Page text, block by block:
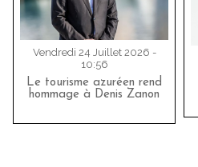
Vendredi 24 Juillet 2026 -
10:56
Le tourisme azuréen rend
hommage à Denis Zanon